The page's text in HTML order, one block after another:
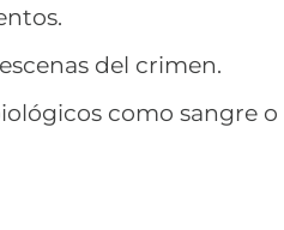
del crimen.
como sangre o